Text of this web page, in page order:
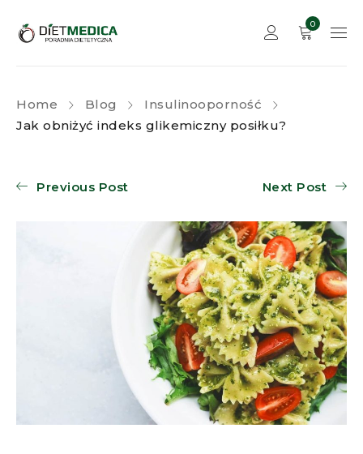
0
Home Blog
Insulinooporność
Jak obniżyć indeks glikemiczny posiłku?
Previous Post Next Post